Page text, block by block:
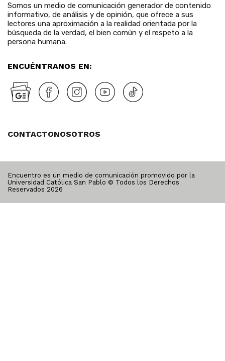
Somos un medio de comunicación generador de contenido
informativo, de análisis y de opinión, que ofrece a sus
lectores una aproximación a la realidad orientada por la
búsqueda de la verdad, el bien común y el respeto a la
persona humana.
ENCUÉNTRANOS EN:
CONTACTONOSOTROS
Encuentro es un medio de comunicación promovido por la
Universidad Católica San Pablo © Todos los Derechos
Reservados 2026